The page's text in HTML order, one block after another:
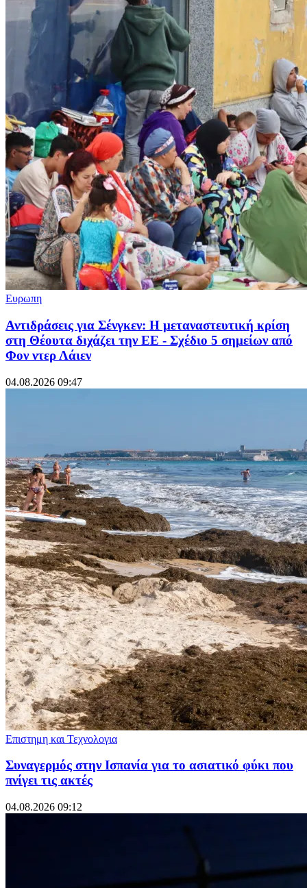
Ευρωπη
Αντιδράσεις για Σένγκεν: Η μεταναστευτική κρίση
στη Θέουτα διχάζει την ΕΕ - Σχέδιο 5 σημείων από
Φον ντερ Λάιεν
04.08.2026 09:47
Επιστημη και Τεχνολογια
Συναγερμός στην Ισπανία για το ασιατικό φύκι που
πνίγει τις ακτές
04.08.2026 09:12